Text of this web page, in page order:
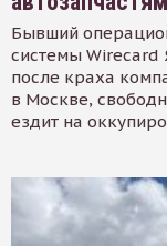
Бывший
системы Wirecard
после краха
в Москве,
ездит на